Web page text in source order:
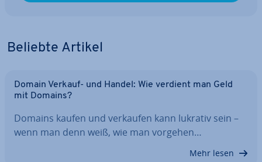
Beliebte Artikel
Domain Verkauf- und Handel: Wie verdient man Geld
mit Domains?
Domains kaufen und verkaufen kann lukrativ sein –
wenn man denn weiß, wie man vorgehen…
Mehr lesen